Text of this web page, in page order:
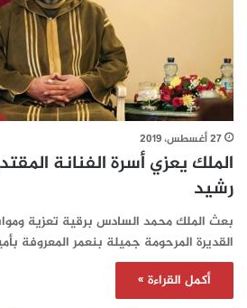
27 أغسطس، 2019
الملك يعزي أسرة الفنانة
رشيد
بعث الملك محمد السادس برقية تعزية
القديرة المرحومة جميلة بنعمر المعروفة
أكمل القراءة »